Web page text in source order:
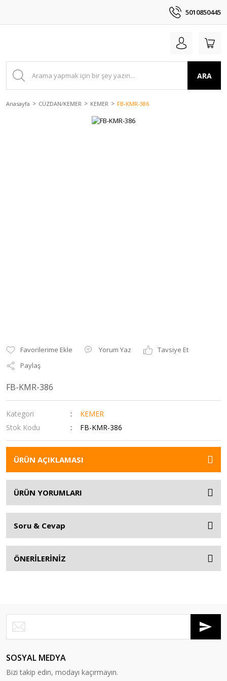
5010850445
ARA
Anasayfa CÜZDAN/KEMER KEMER FB-KMR-386
Yorum Yaz
Tavsiye Et
Paylaş
FB-KMR-386
Kategori
KEMER
Stok Kodu
FB-KMR-386
ÜRÜN AÇIKLAMASI
ÜRÜN YORUMLARI
Soru & Cevap
ÖNERİLERİNİZ
SOSYAL MEDYA
Bizi takip edin, modayı kaçırmayın.